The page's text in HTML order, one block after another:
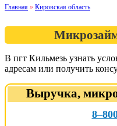
Главная » Кировская область
В пгт Кильмезь узнать
адресам или получить
Выручка,